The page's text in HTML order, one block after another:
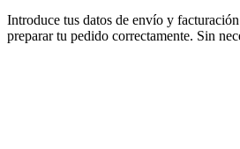
Introduce tus datos de envío y
preparar tu pedido correctamente. Sin